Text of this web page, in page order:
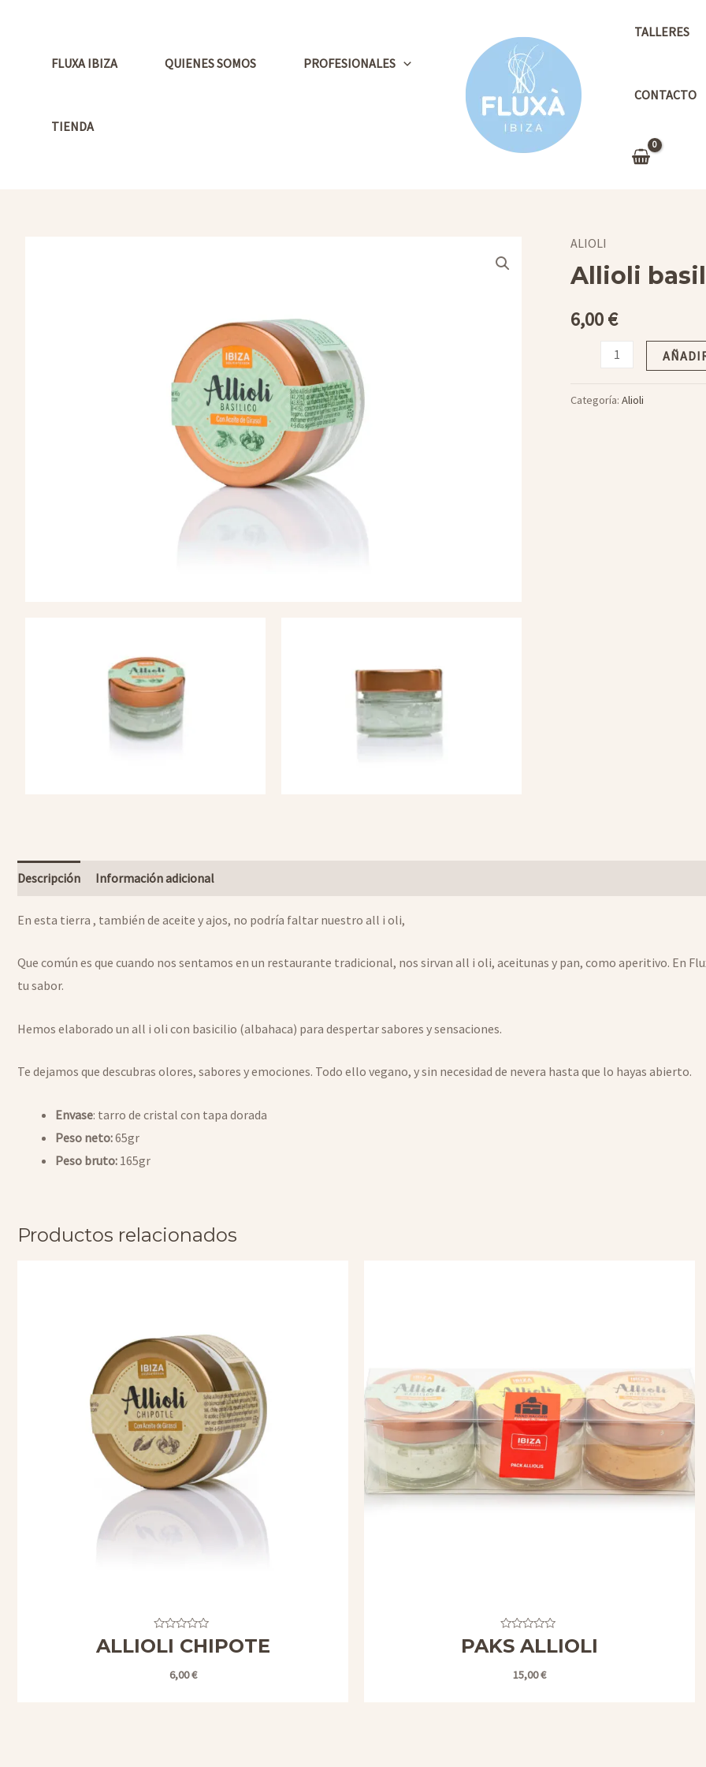
contenidoFLUXA IBIZA QUIENES SOMOS PROFESIONALES
TIENDA
TALLERES
CONTACTO
ALIOLI
Allioli
6,00€
cantidad
Categoría: Alioli
Descripción Información adicional
En esta tierra , también de aceite y ajos, no podría faltar nuestro all i oli,
Que común es que cuando nos sentamos en un restaurante tradicional, nos sirvan all i oli, aceitunas y pan, como aperitivo. En
tu sabor.
Hemos elaborado un all i oli con basicilio (albahaca) para despertar sabores y sensaciones.
Te dejamos que descubras olores, sabores y emociones. Todo ello vegano, y sin necesidad de nevera hasta que lo hayas abierto.
Envase: tarro de cristal con tapa dorada
Peso neto:65gr
Peso bruto: 165gr
Productos relacionados
Valorado
con
ALLIOLI CHIPOTE
6,00€
Valorado
con
PAKS ALLIOLI
15,00€